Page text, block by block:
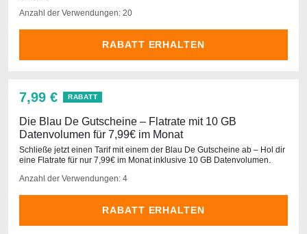
Anzahl der Verwendungen: 20
RABATT ERHALTEN
7,99 € RABATT
Die Blau De Gutscheine – Flatrate mit 10 GB
Datenvolumen für 7,99€ im Monat
Schließe jetzt einen Tarif mit einem der Blau De Gutscheine ab – Hol dir
eine Flatrate für nur 7,99€ im Monat inklusive 10 GB Datenvolumen.
Anzahl der Verwendungen: 4
RABATT ERHALTEN